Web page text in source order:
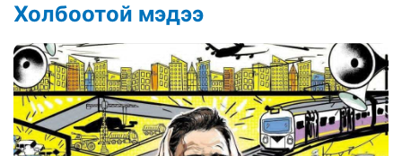
Холбоотой мэдээ